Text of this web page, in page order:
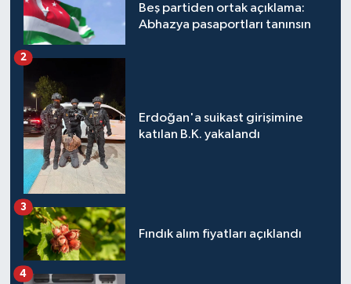
Beş partiden ortak açıklama:
Abhazya pasaportları tanınsın
Erdoğan'a suikast girişimine
katılan B.K. yakalandı
2
Fındık alım fiyatları açıklandı
3
4